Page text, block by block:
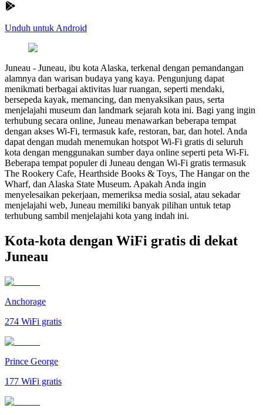
Unduh untuk Android
Juneau - Juneau, ibu kota Alaska, terkenal dengan pemandangan
alamnya dan warisan budaya yang kaya. Pengunjung dapat
menikmati berbagai aktivitas luar ruangan, seperti mendaki,
bersepeda kayak, memancing, dan menyaksikan paus, serta
menjelajahi museum dan landmark sejarah kota ini. Bagi yang ingin
terhubung secara online, Juneau menawarkan beberapa tempat
dengan akses Wi-Fi, termasuk kafe, restoran, bar, dan hotel. Anda
dapat dengan mudah menemukan hotspot Wi-Fi gratis di seluruh
kota dengan menggunakan sumber daya online seperti peta Wi-Fi.
Beberapa tempat populer di Juneau dengan Wi-Fi gratis termasuk
The Rookery Cafe, Hearthside Books & Toys, The Hangar on the
Wharf, dan Alaska State Museum. Apakah Anda ingin
menyelesaikan pekerjaan, memeriksa media sosial, atau sekadar
menjelajahi web, Juneau memiliki banyak pilihan untuk tetap
terhubung sambil menjelajahi kota yang indah ini.
Kota-kota dengan WiFi gratis di dekat
Juneau
Anchorage
274 WiFi gratis
Prince George
177 WiFi gratis